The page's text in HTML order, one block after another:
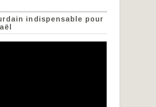
indispensable pour